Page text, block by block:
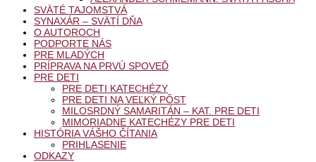
SVÄTÉ TAJOMSTVÁ
SYNAXÁR – SVÄTÍ DŇA
O AUTOROCH
PODPORTE NÁS
PRE MLADÝCH
PRÍPRAVA NA PRVÚ SPOVEĎ
PRE DETI
PRE DETI KATECHÉZY
PRE DETI NA VEĽKÝ PÔST
MILOSRDNÝ SAMARITÁN – KAT. PRE DETI
MIMORIADNE KATECHÉZY PRE DETI
HISTÓRIA VÁŠHO ČÍTANIA
PRIHLASENIE
ODKAZY